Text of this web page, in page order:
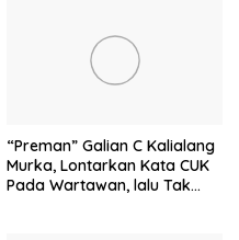
“Preman” Galian C Kalialang
Murka, Lontarkan Kata CUK
Pada Wartawan, lalu Tak